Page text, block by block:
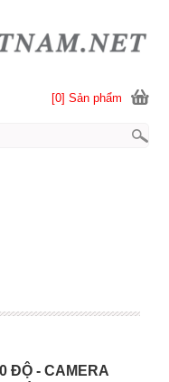
ĐỘ - CAMERA
[0] Sản phẩm